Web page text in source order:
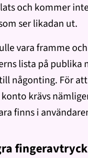
och kommer
ser likadan ut.
vara framme
lista på publika
någonting. För
krävs
finns i